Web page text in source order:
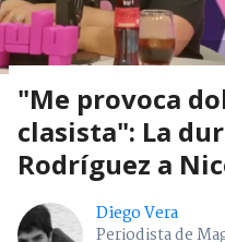
"Me provoca
clasista": La
Rodríguez a
Diego Vera
Periodista de